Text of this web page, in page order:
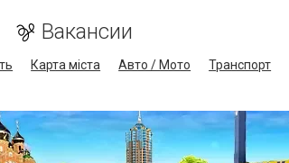
Вакансии
Карта міста Авто / Мото Транспорт